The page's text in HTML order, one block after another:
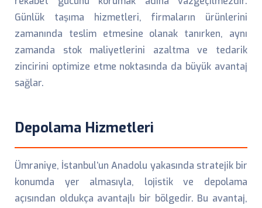
Günlük taşıma hizmetleri, firmaların ürünlerini
zamanında teslim etmesine olanak tanırken, aynı
zamanda stok maliyetlerini azaltma ve tedarik
zincirini optimize etme noktasında da büyük avantaj
sağlar.
Depolama Hizmetleri
Ümraniye, İstanbul’un Anadolu yakasında stratejik bir
konumda yer almasıyla, lojistik ve depolama
açısından oldukça avantajlı bir bölgedir. Bu avantaj,